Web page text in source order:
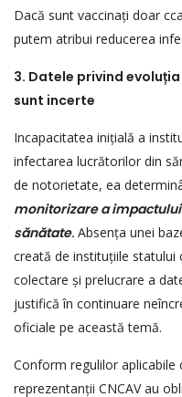
Dacă sunt vaccinați doar
putem atribui reducerea
3. Datele privind evoluț
sunt incerte
Incapacitatea inițială a
infectarea lucrătorilor din
de notorietate, ea
monitorizare a
sănătate. Absența unei
creată de instituțiile statului
colectare și prelucrare a
justifică în continuare
oficiale pe această temă.
Conform regulilor
reprezentanții CNCAV au